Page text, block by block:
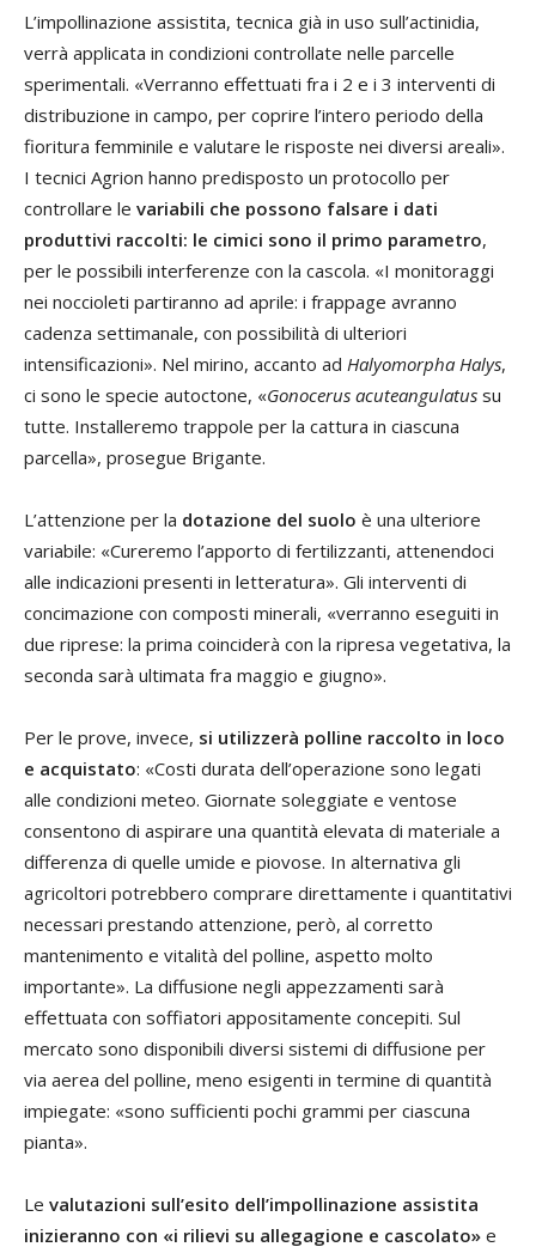
L’impollinazione assistita, tecnica già in uso sull’actinidia,
verrà applicata in condizioni controllate nelle parcelle
sperimentali. «Verranno effettuati fra i 2 e i 3 interventi di
distribuzione in campo, per coprire l’intero periodo della
fioritura femminile e valutare le risposte nei diversi areali».
I tecnici Agrion hanno predisposto un protocollo per
controllare le variabili che possono falsare i dati
produttivi raccolti: le cimici sono il primo parametro,
per le possibili interferenze con la cascola. «I monitoraggi
nei noccioleti partiranno ad aprile: i frappage avranno
cadenza settimanale, con possibilità di ulteriori
intensificazioni». Nel mirino, accanto ad Halyomorpha Halys,
ci sono le specie autoctone, «Gonocerus acuteangulatus su
tutte. Installeremo trappole per la cattura in ciascuna
parcella», prosegue Brigante.
L’attenzione per la dotazione del suolo è una ulteriore
variabile: «Cureremo l’apporto di fertilizzanti, attenendoci
alle indicazioni presenti in letteratura». Gli interventi di
concimazione con composti minerali, «verranno eseguiti in
due riprese: la prima coinciderà con la ripresa vegetativa, la
seconda sarà ultimata fra maggio e giugno».
Per le prove, invece, si utilizzerà polline raccolto in loco
e acquistato: «Costi durata dell’operazione sono legati
alle condizioni meteo. Giornate soleggiate e ventose
consentono di aspirare una quantità elevata di materiale a
differenza di quelle umide e piovose. In alternativa gli
agricoltori potrebbero comprare direttamente i quantitativi
necessari prestando attenzione, però, al corretto
mantenimento e vitalità del polline, aspetto molto
importante». La diffusione negli appezzamenti sarà
effettuata con soffiatori appositamente concepiti. Sul
mercato sono disponibili diversi sistemi di diffusione per
via aerea del polline, meno esigenti in termine di quantità
impiegate: «sono sufficienti pochi grammi per ciascuna
pianta».
Le valutazioni sull’esito dell’impollinazione assistita
inizieranno con «i rilievi su allegagione e cascolato» e